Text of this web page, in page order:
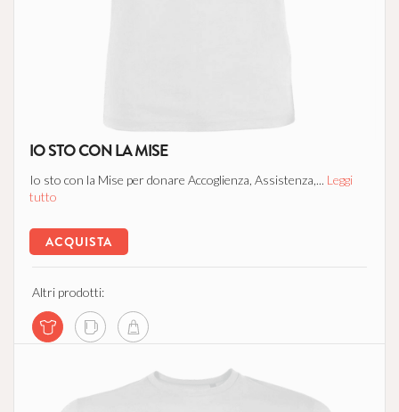
IO STO CON LA MISE
Io sto con la Mise per donare Accoglienza, Assistenza,... Leggi
tutto
ACQUISTA
Altri prodotti: